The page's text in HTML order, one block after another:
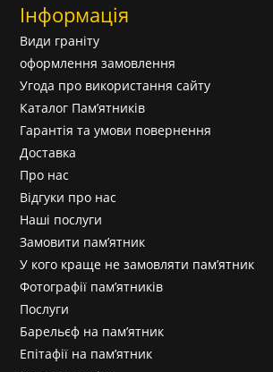
Інформація
Види граніту
оформлення замовлення
Угода про використання сайту
Каталог Пам’ятників
Гарантія та умови повернення
Доставка
Про нас
Відгуки про нас
Наші послуги
Замовити пам’ятник
У кого краще не замовляти пам’ятник
Фотографії пам’ятників
Послуги
Барельєф на пам’ятник
Епітафії на пам’ятник